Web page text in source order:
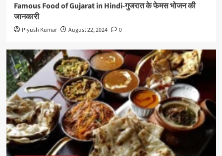
Famous Food of Gujarat in Hindi-गुजरात के फेमस भोजन की
जानकारी
Piyush Kumar August 22, 2024 0